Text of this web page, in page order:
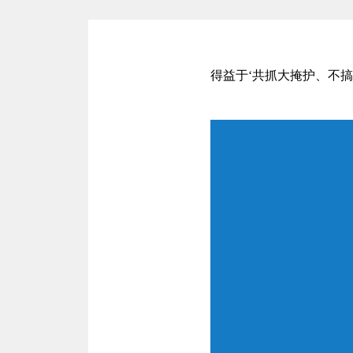
得益于‘共抓大掩护、不搞